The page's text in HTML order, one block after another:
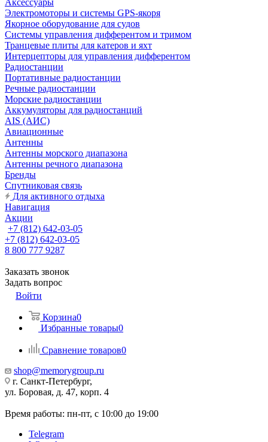
Аксессуары
Электромоторы и системы GPS-якоря
Якорное оборудование для судов
Системы управления дифферентом и тримом
Транцевые плиты для катеров и яхт
Интерцепторы для управления дифферентом
Радиостанции
Портативные радиостанции
Речные радиостанции
Морские радиостанции
Аккумуляторы для радиостанций
AIS (АИС)
Авиационные
Антенны
Антенны морского диапазона
Антенны речного диапазона
Бренды
Спутниковая связь
Для активного отдыха
Навигация
Акции
+7 (812) 642-03-05
+7 (812) 642-03-05
8 800 777 9287
Заказать звонок
Задать вопрос
Войти
Корзина0
Избранные товары0
Сравнение товаров0
shop@memorygroup.ru
г. Санкт-Петербург,
ул. Боровая, д. 47, корп. 4
Время работы: пн-пт, с 10:00 до 19:00
Telegram